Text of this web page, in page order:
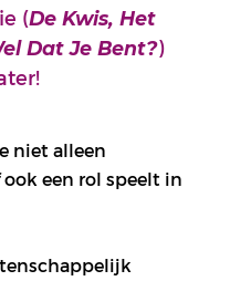
(De Kwis, Het
Dat Je Bent?)
niet alleen
een rol speelt in